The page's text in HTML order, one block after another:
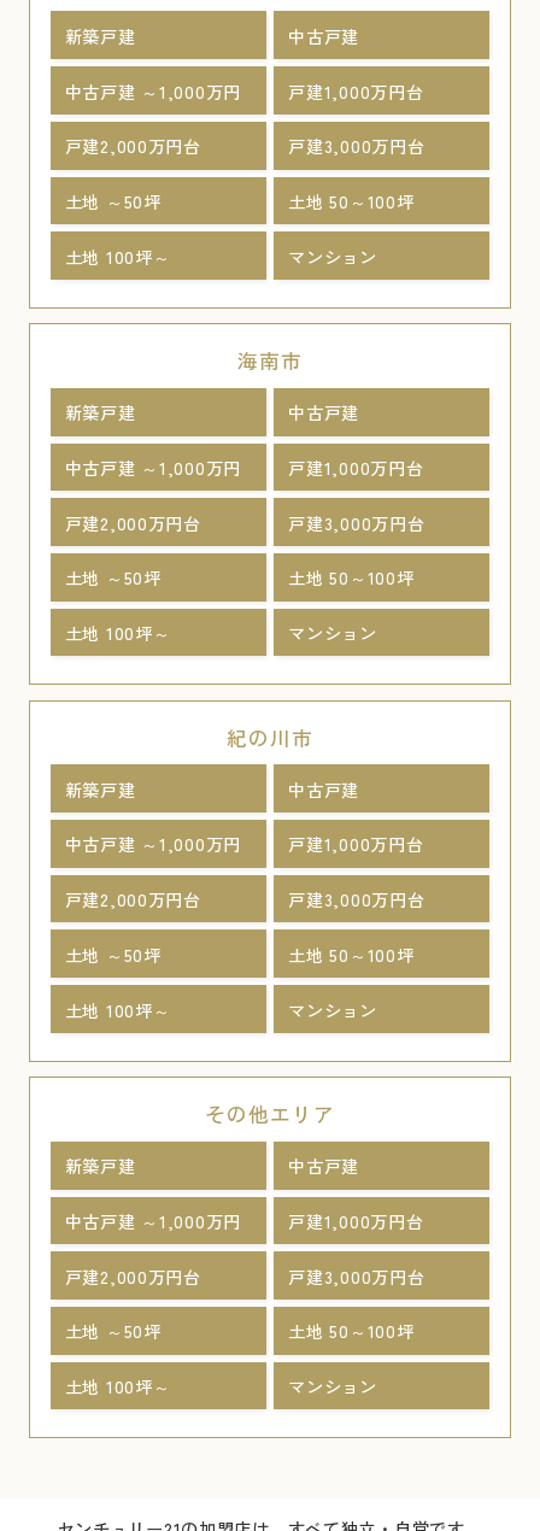
新築戸建 中古戸建
中古戸建 ～1,000万円 戸建1,000万円台
戸建2,000万円台 戸建3,000万円台
土地 ～50坪 土地 50～100坪
土地 100坪～ マンション
海南市
新築戸建 中古戸建
中古戸建 ～1,000万円 戸建1,000万円台
戸建2,000万円台 戸建3,000万円台
土地 ～50坪 土地 50～100坪
土地 100坪～ マンション
紀の川市
新築戸建 中古戸建
中古戸建 ～1,000万円 戸建1,000万円台
戸建2,000万円台 戸建3,000万円台
土地 ～50坪 土地 50～100坪
土地 100坪～ マンション
その他エリア
新築戸建 中古戸建
中古戸建 ～1,000万円 戸建1,000万円台
戸建2,000万円台 戸建3,000万円台
土地 ～50坪 土地 50～100坪
土地 100坪～ マンション